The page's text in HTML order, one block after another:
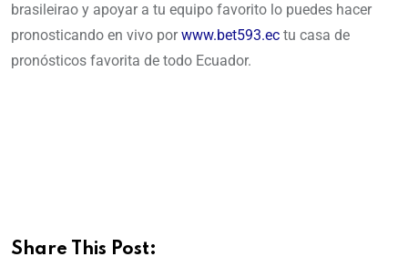
brasileirao y apoyar a tu equipo favorito lo puedes hacer
pronosticando en vivo porwww.bet593.ec tu casa de
pronósticos favorita de todo Ecuador.
Share This Post: